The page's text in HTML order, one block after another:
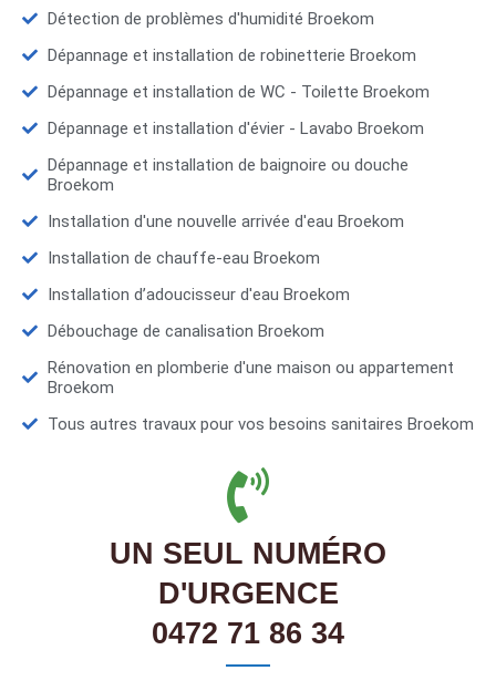
Détection de problèmes d'humidité Broekom
Dépannage et installation de robinetterie Broekom
Dépannage et installation de WC - Toilette Broekom
Dépannage et installation d'évier - Lavabo Broekom
Dépannage et installation de baignoire ou douche
Broekom
Installation d'une nouvelle arrivée d'eau Broekom
Installation de chauffe-eau Broekom
Installation d’adoucisseur d'eau Broekom
Débouchage de canalisation Broekom
Rénovation en plomberie d'une maison ou appartement
Broekom
Tous autres travaux pour vos besoins sanitaires Broekom
UN SEUL NUMÉRO
D'URGENCE
0472 71 86 34